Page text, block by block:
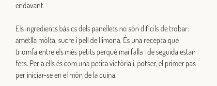
endavant.
Els ingredients bàsics dels panellets no són difícils de trobar:
ametlla mòlta, sucre i pell de llimona. És una recepta que
triomfa entre els més petits perquè mai falla i de seguida estan
fets. Per a ells és com una petita victòria i, potser, el primer pas
per iniciar-se en el món de la cuina.